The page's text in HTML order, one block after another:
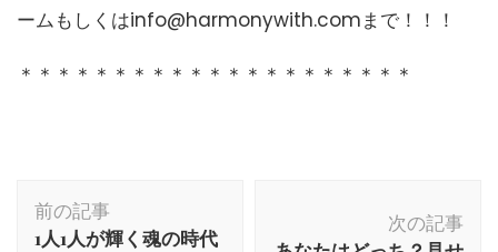
ームもしくはinfo@harmonywith.comまで！！！
＊＊＊＊＊＊＊＊＊＊＊＊＊＊＊＊＊＊＊＊＊
前の記事
1人1人が輝く魂の時代
次の記事